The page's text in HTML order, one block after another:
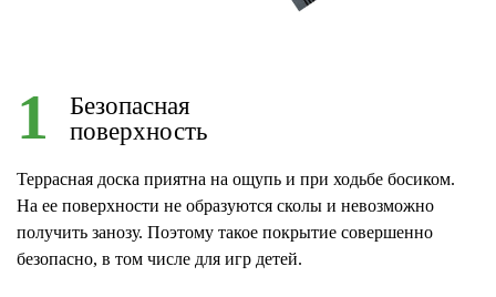
1
Безопасная
поверхность
Террасная доска приятна на ощупь и при ходьбе босиком.
На ее поверхности не образуются сколы и невозможно
получить занозу. Поэтому такое покрытие совершенно
безопасно, в том числе для игр детей.